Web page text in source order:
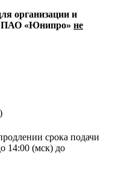
организации и
ПАО «Юнипро» не
срока подачи
14:00 (мск) до